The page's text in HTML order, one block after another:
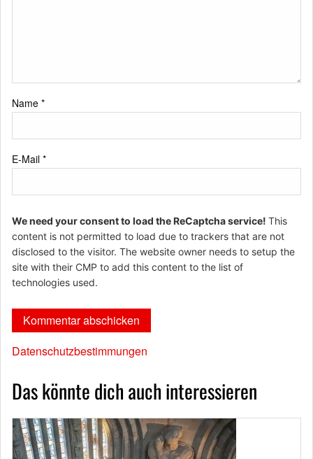
Name *
E-Mail *
We need your consent to load the ReCaptcha service! This
content is not permitted to load due to trackers that are not
disclosed to the visitor. The website owner needs to setup the
site with their CMP to add this content to the list of
technologies used.
Datenschutzbestimmungen
Das könnte dich auch interessieren